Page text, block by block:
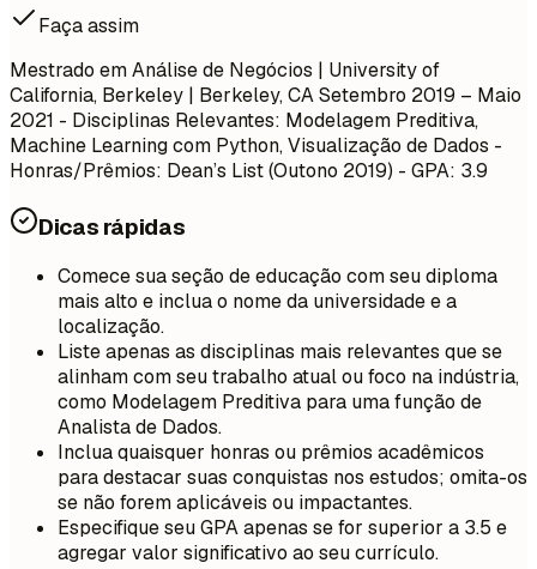
Faça assim
Mestrado em Análise de Negócios | University of
California, Berkeley | Berkeley, CASetembro 2019 – Maio
2021 - Disciplinas Relevantes: Modelagem Preditiva,
Machine Learning com Python, Visualização de Dados -
Honras/Prêmios: Dean’s List (Outono 2019) - GPA: 3.9
Dicas rápidas
Comece sua seção de educação com seu diploma
mais alto e inclua o nome da universidade e a
localização.
Liste apenas as disciplinas mais relevantes que se
alinham com seu trabalho atual ou foco na indústria,
como Modelagem Preditiva para uma função de
Analista de Dados.
Inclua quaisquer honras ou prêmios acadêmicos
para destacar suas conquistas nos estudos; omita-os
se não forem aplicáveis ou impactantes.
Especifique seu GPA apenas se for superior a 3.5 e
agregar valor significativo ao seu currículo.